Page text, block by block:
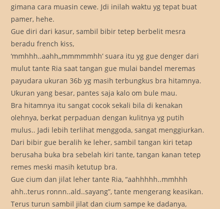
gimana cara muasin cewe. Jdi inilah waktu yg tepat buat
pamer, hehe.
Gue diri dari kasur, sambil bibir tetep berbelit mesra
beradu french kiss,
‘mmhhh..aahh,,mmmmmhh’ suara itu yg gue denger dari
mulut tante Ria saat tangan gue mulai bandel meremas
payudara ukuran 36b yg masih terbungkus bra hitamnya.
Ukuran yang besar, pantes saja kalo om bule mau.
Bra hitamnya itu sangat cocok sekali bila di kenakan
olehnya, berkat perpaduan dengan kulitnya yg putih
mulus.. Jadi lebih terlihat menggoda, sangat menggiurkan.
Dari bibir gue beralih ke leher, sambil tangan kiri tetap
berusaha buka bra sebelah kiri tante, tangan kanan tetep
remes meski masih ketutup bra.
Gue cium dan jilat leher tante Ria, “aahhhhh..mmhhh
ahh..terus ronnn..ald..sayang”, tante mengerang keasikan.
Terus turun sambil jilat dan cium sampe ke dadanya,